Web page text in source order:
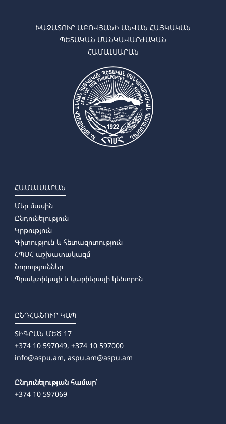
ԽԱՉԱՏՈՒՐ ԱԲՈՎՅԱՆԻ ԱՆՎԱՆ ՀԱՅԿԱԿԱՆ
ՊԵՏԱԿԱՆ ՄԱՆԿԱՎԱՐԺԱԿԱՆ
ՀԱՄԱԼՍԱՐԱՆ
ՀԱՄԱԼՍԱՐԱՆ
Մեր մասին
Ընդունելություն
Կրթություն
Գիտություն և հետազոտություն
ՀՊՄՀ աշխատակազմ
Նորություններ
Պրակտիկայի և կարիերայի կենտրոն
ԸՆԴՀԱՆՈՒՐ ԿԱՊ
ՏԻԳՐԱՆ ՄԵԾ 17
+374 10 597049, +374 10 597000
info@aspu.am, aspu.am@aspu.am
Ընդունելության համար՝
+374 10 597069